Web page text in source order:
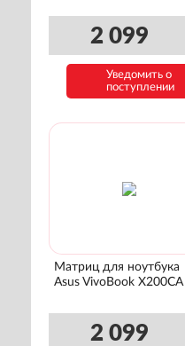
2 099
Уведомить о
поступлении
Матриц для ноутбука
Asus VivoBook X200CA
2 099